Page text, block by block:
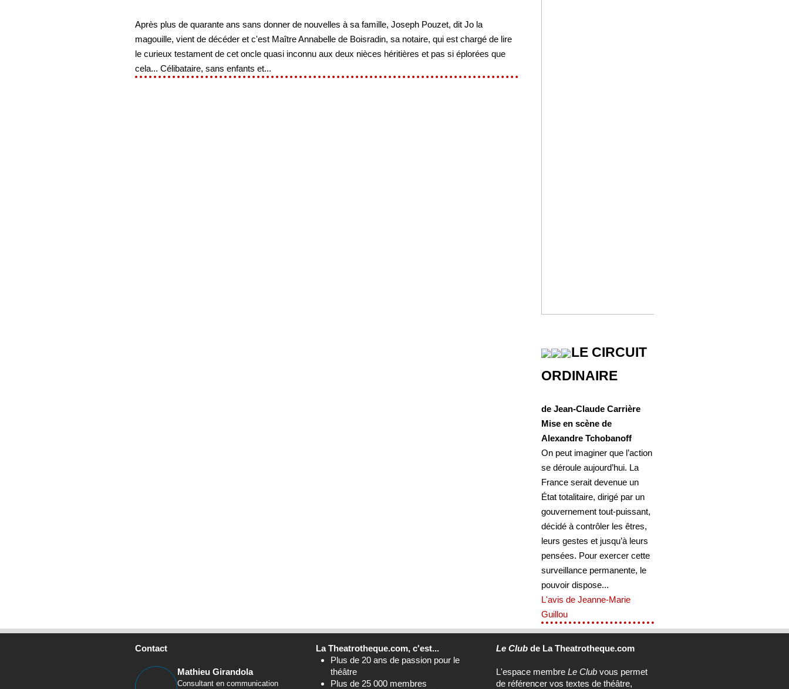
Après plus de quarante ans sans donner de nouvelles à sa famille, Joseph Pouzet, dit Jo la
magouille, vient de décéder et c'est Maître Annabelle de Boisradin, sa notaire, qui est chargé de lire
le curieux testament de cet oncle quasi inconnu aux deux nièces héritières et pas si éplorées que
cela... Célibataire, sans enfants et...
LE CIRCUIT
ORDINAIRE
de Jean-Claude Carrière
Mise en scène de
Alexandre Tchobanoff
On peut imaginer que l’action
se déroule aujourd’hui. La
France serait devenue un
État totalitaire, dirigé par un
gouvernement tout-puissant,
décidé à contrôler les êtres,
leurs gestes et jusqu’à leurs
pensées. Pour exercer cette
surveillance permanente, le
pouvoir dispose...
L'avis de Jeanne-Marie
Guillou
Contact
Mathieu Girandola
Consultant en communication
La Theatrotheque.com, c'est...
Plus de 20 ans de passion pour le
théâtre
Plus de 25 000 membres
Le Club de La Theatrotheque.com
L'espace membreLe Club vous permet
de référencer vos textes de théâtre,